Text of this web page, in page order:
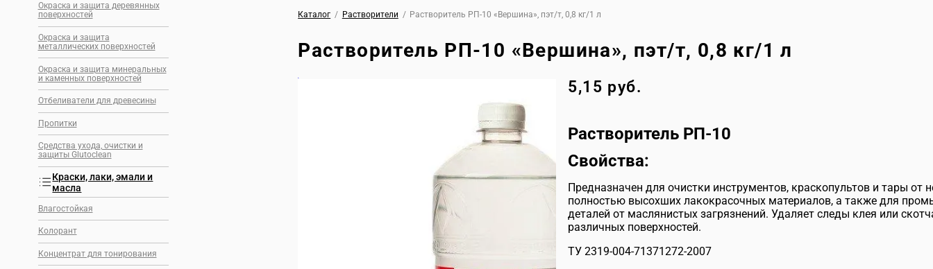
Окраска и защита деревянных
поверхностей
Окраска и защита
металлических поверхностей
Окраска и защита минеральных
и каменных поверхностей
Отбеливатели для древесины
Пропитки
Средства ухода, очистки и
защиты Glutoclean
Краски, лаки, эмали и
масла
Влагостойкая
Колорант
Концентрат для тонирования
Каталог / Растворители / Растворитель РП-10 «Вершина», пэт/т, 0,8 кг/1 л
Растворитель РП-10 «Вершина», пэт/т, 0,8 кг/1 л
5,15 руб.
Растворитель РП-10
Свойства:
Предназначен для очистки инструментов, краскопультов и тары от
полностью высохших лакокрасочных материалов, а также для
деталей от маслянистых загрязнений. Удаляет следы клея или
различных поверхностей.
ТУ 2319-004-71371272-2007